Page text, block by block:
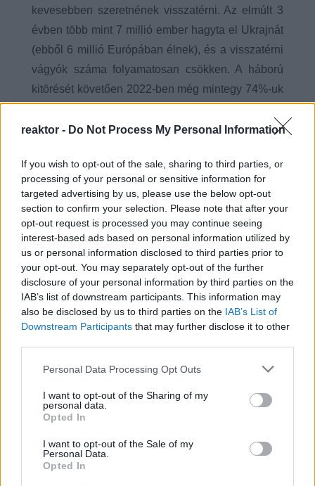
reaktor - Do Not Process My Personal Information
If you wish to opt-out of the sale, sharing to third parties, or
processing of your personal or sensitive information for
targeted advertising by us, please use the below opt-out
section to confirm your selection. Please note that after your
opt-out request is processed you may continue seeing
interest-based ads based on personal information utilized by
us or personal information disclosed to third parties prior to
your opt-out. You may separately opt-out of the further
disclosure of your personal information by third parties on the
IAB’s list of downstream participants. This information may
also be disclosed by us to third parties on the IAB’s List of
Downstream Participants that may further disclose it to other
Please note that this website/app uses one or more Google
not limited to your visit or usage behaviour. You may click to
grant or deny consent to Google and its third-party tags to
use your data for below specified purposes in below Google
consent section.
Personal Data Processing Opt Outs
I want to opt-out of the Sharing of my
personal data.
Opted In
I want to opt-out of the Sale of my
Personal Data.
Opted In
kevesebben szeretnének visszatérni. Az elmúlt 3
évben több mint 7 millió ember hagyta el Ukrajnát
(ebből 6 millió Európában élnek), és a visszatérni
vágyók száma folyamatosan csökken. A háború
kitörését követően 2022-ben még mintegy 74%-uk
azonban már csak 53% volt.
Bosznia-Hercegovinában például a bosnyák
háború elől az 1990-es években elmenekült
lakosság 56%-a még mindig az országon kívül él.
jövőben.